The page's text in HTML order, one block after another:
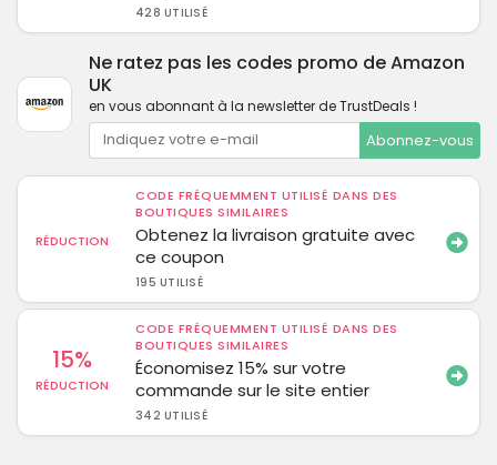
428 UTILISÉ
Ne ratez pas les codes promo de Amazon
UK
en vous abonnant à la newsletter de TrustDeals !
Abonnez-vous
RÉDUCTION
CODE FRÉQUEMMENT UTILISÉ DANS DES
BOUTIQUES SIMILAIRES
Obtenez la livraison gratuite avec
ce coupon
195 UTILISÉ
15%
RÉDUCTION
CODE FRÉQUEMMENT UTILISÉ DANS DES
BOUTIQUES SIMILAIRES
Économisez 15% sur votre
commande sur le site entier
342 UTILISÉ